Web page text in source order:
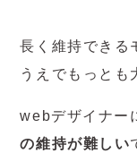
長く維持できる
うえでもっとも
webデザイナー
の維持が難しい